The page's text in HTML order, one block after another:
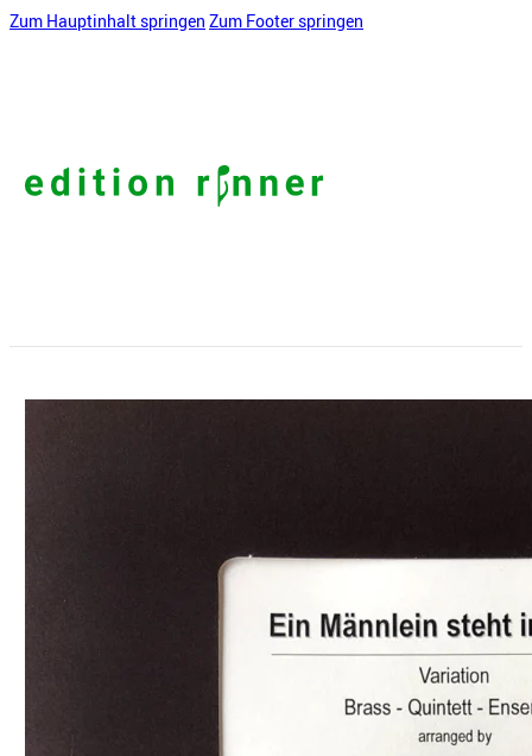
Zum Hauptinhalt springen Zum Footer springen